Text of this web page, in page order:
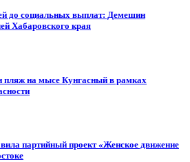
до социальных выплат: Демешин
Хабаровского края
пляж на мысе Кунгасный в рамках
партийный проект «Женское движение